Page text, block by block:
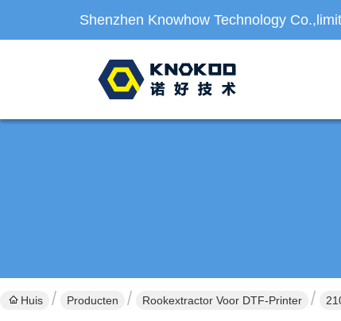
Shenzhen Knowhow Technology
Huis Producten Rookextractor Voor DTF-Printer